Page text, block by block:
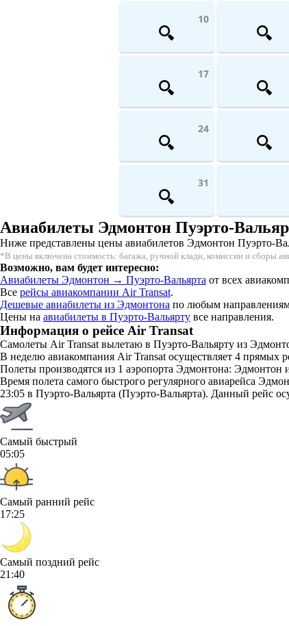
10
17
24
31
Авиабилеты Эдмонтон Пуэрто-
Ниже представлены цены авиабилетов Эдмонтон Пуэрто-
*В цены включена стоимость: багажа, ручной клади, комиссии и сборы
Возможно, вам будет интересно:
Авиабилеты Эдмонтон → Пуэрто-Вальярта от всех
Все рейсы авиакомпании Air Transat.
Дешевые авиабилеты из Эдмонтона по любым
Цены на авиабилеты в Пуэрто-Вальярту все направления.
Информация о рейсе Air Transat
Самолеты Air Transat вылетаю в Пуэрто-Вальярту из
В неделю авиакомпания Air Transat осуществляет 4 прямых
Полеты производятся из 1 аэропорта Эдмонтона:
Время полета самого быстрого регулярного авиарейса
23:05 в Пуэрто-Вальярта (Пуэрто-Вальярта). Данный рейс
Самый быстрый
05:05
Самый ранний рейс
17:25
Самый поздний рейс
21:40